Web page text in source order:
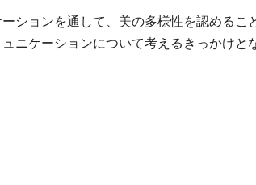
ションを通して、美の多様性を認めるこ
ニケーションについて考えるきっかけと